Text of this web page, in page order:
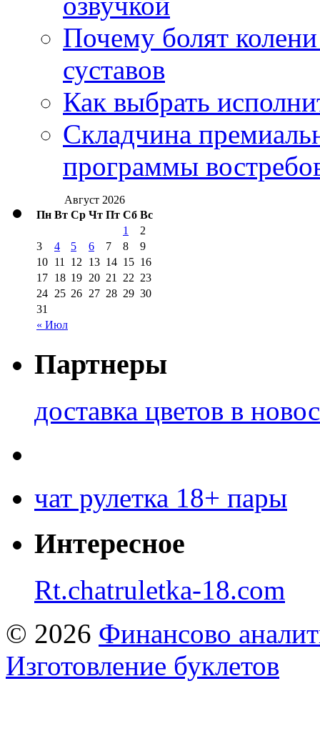
Почему болят
суставов
Как выбрать
Складчина
программы
Август 2026
Пн Вт Ср Чт Пт Сб Вс
« Июл
1
2
3
4 5 6 7 8
9
10 11 12 13 14 15 16
17 18 19 20 21 22 23
24 25 26 27 28 29 30
31
Партнеры
доставка цветов в
чат рулетка 18+ пары
Интересное
Rt.chatruletka-18.com
© 2026 Финансово
Изготовление буклетов